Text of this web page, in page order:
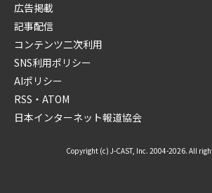
広告掲載
記事配信
コンテンツ二次利用
SNS利用ポリシー
AIポリシー
RSS・ATOM
日本インターネット報道協会
Copyright (c) J-CAST, Inc. 2004-2026. All